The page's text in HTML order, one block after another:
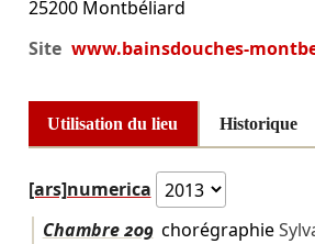
25200 Montbéliard
Site www.bainsdouches-
Utilisation du lieu Historique
[ars]numerica
Chambre 209chorégraphie